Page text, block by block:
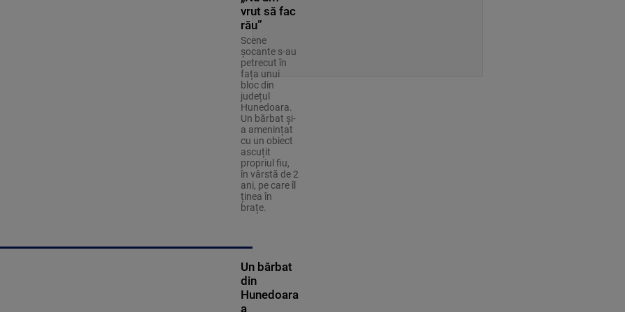
vrut să fac
rău”
Scene
șocante s-au
petrecut în
fața unui
bloc din
județul
Hunedoara.
Un bărbat și-
a amenințat
cu un obiect
ascuțit
propriul fiu,
în vârstă de 2
ani, pe care îl
ținea în
brațe.
Un bărbat
din
Hunedoara
a